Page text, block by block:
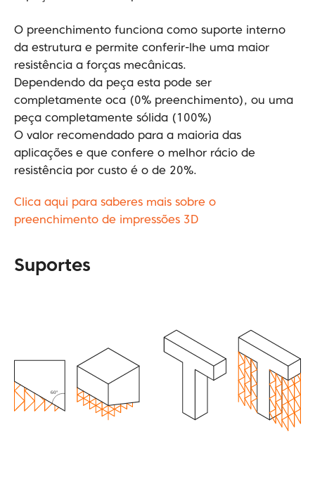
O preenchimento funciona como suporte interno
da estrutura e permite conferir-lhe uma maior
resistência a forças mecânicas.
Dependendo da peça esta pode ser
completamente oca (0% preenchimento), ou uma
peça completamente sólida (100%)
O valor recomendado para a maioria das
aplicações e que confere o melhor rácio de
resistência por custo é o de 20%.
Clica aqui para saberes mais sobre o
preenchimento de impressões 3D
Suportes